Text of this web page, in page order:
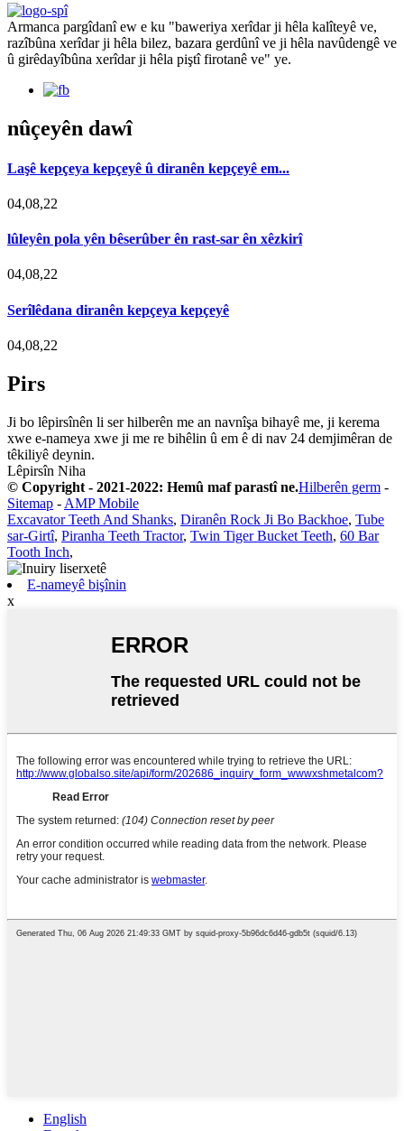
Armanca pargîdanî ew e ku "baweriya xerîdar ji hêla kalîteyê ve,
razîbûna xerîdar ji hêla bilez, bazara gerdûnî ve ji hêla navûdengê ve
û girêdayîbûna xerîdar ji hêla piştî firotanê ve" ye.
nûçeyên dawî
Laşê kepçeya kepçeyê û diranên kepçeyê em...
04,08,22
lûleyên pola yên bêserûber ên rast-sar ên xêzkirî
04,08,22
Serîlêdana diranên kepçeya kepçeyê
04,08,22
Pirs
Ji bo lêpirsînên li ser hilberên me an navnîşa bihayê me, ji kerema
xwe e-nameya xwe ji me re bihêlin û em ê di nav 24 demjimêran de
têkiliyê deynin.
Lêpirsîn Niha
© Copyright - 2021-2022: Hemû maf parastî ne.Hilberên germ -
Sitemap - AMP Mobile
Excavator Teeth And Shanks, Diranên Rock Ji Bo Backhoe, Tube
sar-Girtî, Piranha Teeth Tractor, Twin Tiger Bucket Teeth, 60 Bar
Tooth Inch,
E-nameyê bişînin
x
English